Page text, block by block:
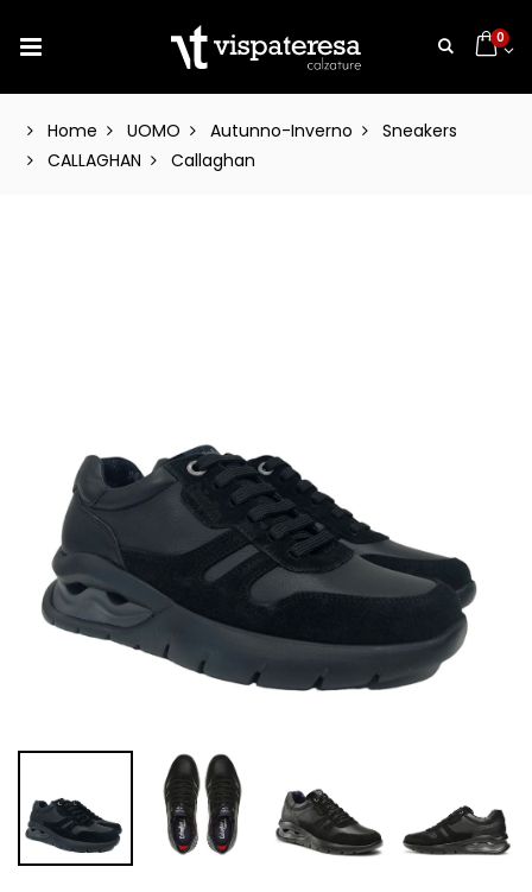
0
Home UOMO Autunno-Inverno
Sneakers
CALLAGHAN
Callaghan